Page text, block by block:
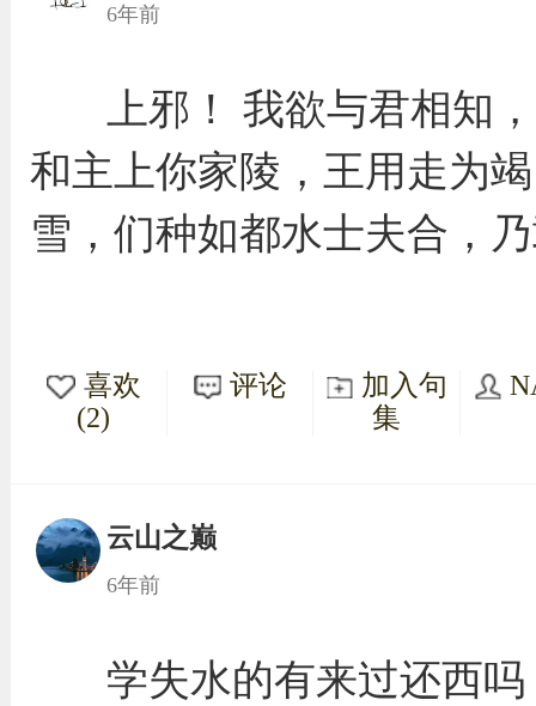
6年前
上邪！ 我欲与君相知
和主上你家陵，王用走为
雪，们种如都水士夫合，
喜欢
(2)
评论
加入句
集
云山之巅
6年前
学失水的有来过还西吗